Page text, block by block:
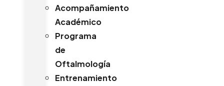
Acompañamiento
Académico
Programa
de
Oftalmología
Entrenamiento